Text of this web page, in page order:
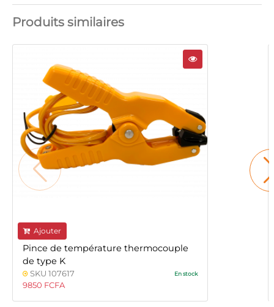
Produits similaires
Ajouter
Pince de température thermocouple
de type K
SKU 107617 En stock
9850 FCFA